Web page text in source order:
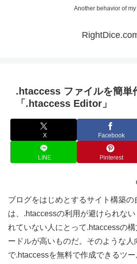
Another behavior of
.htaccess ファイルを簡単
「.htaccess Editor」
X Facebook
LINE Pinterest
ブログをはじめとするサイト構築の
は、.htaccessの利用が避けられな
れていない人にとって.htaccessの
ードルが高いものだ。そのような人
で.htaccessを無料で作成できるツ